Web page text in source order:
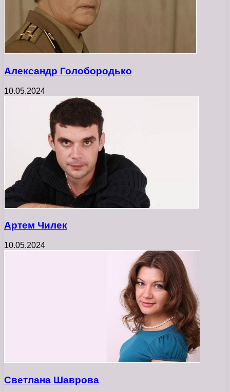
Александр Голобородько
10.05.2024
Артем Чилек
10.05.2024
Светлана Шаврова